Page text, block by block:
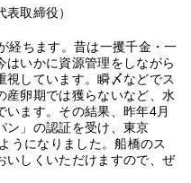
取締役）
ちます。昔は一攫千金・一
はいかに資源管理をしながら
視しています。瞬〆などでス
産卵期では獲らないなど、水
います。その結果、昨年4月
ン」の認証を受け、東京
うになりました。船橋のス
いしくいただけますので、ぜ